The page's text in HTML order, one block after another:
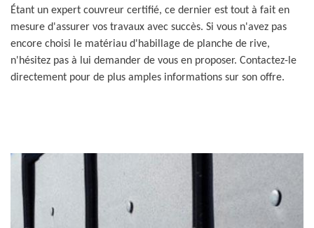
Étant un expert couvreur certifié, ce dernier est tout à fait en
mesure d'assurer vos travaux avec succès. Si vous n'avez pas
encore choisi le matériau d'habillage de planche de rive,
n'hésitez pas à lui demander de vous en proposer. Contactez-le
directement pour de plus amples informations sur son offre.